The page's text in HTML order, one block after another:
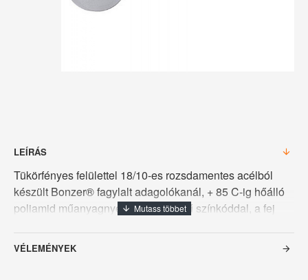
LEÍRÁS
Tükörfényes felülettel 18/10-es rozsdamentes acélból
készült Bonzer® fagylalt adagolókanál, + 85 C-ig hőálló
poliamid műanyagnyelén sárgaszínű színkóddal, a fej
mennyiségnek felel meg így, 1 literből 20 adag mérhető
VÉLEMÉNYEK